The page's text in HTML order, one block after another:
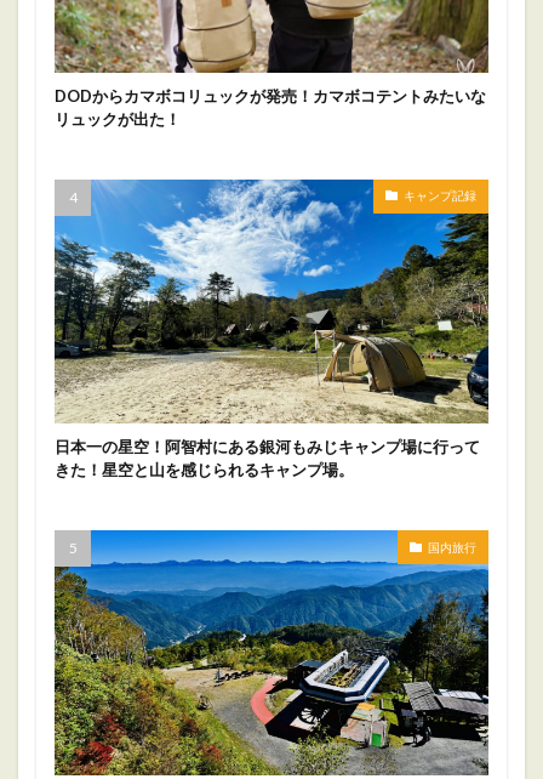
DODからカマボコリュックが発売！カマボコテントみたいな
リュックが出た！
キャンプ記録
日本一の星空！阿智村にある銀河もみじキャンプ場に行って
きた！星空と山を感じられるキャンプ場。
国内旅行